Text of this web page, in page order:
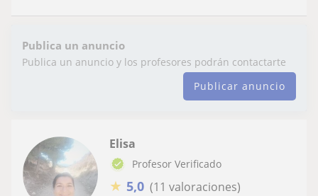
Publica un anuncio
Publica un anuncio y los profesores podrán contactarte
Publicar anuncio
Elisa
Profesor Verificado
★ 5,0 (11 valoraciones)